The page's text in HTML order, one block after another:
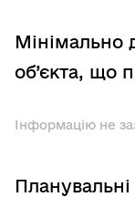
Мінімально
об’єкта, що
Інформацію не